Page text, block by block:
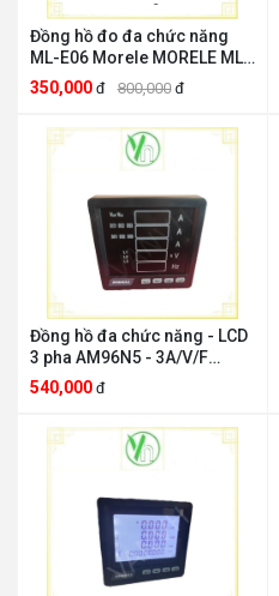
Đồng hồ đo đa chức năng
ML-E06 Morele MORELE ML-
E06
350,000 đ 800,000 đ
Đồng hồ đa chức năng - LCD
3 pha AM96N5 - 3A/V/F
ANDELI AM96N5 - 3A/V/F
540,000 đ